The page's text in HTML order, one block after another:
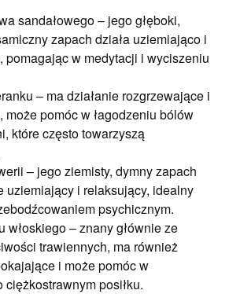
sandałowego – jego głęboki,
zapach działa uziemiająco i
pomagając w medytacji i wyciszeniu
– ma działanie rozgrzewające i
może pomóc w łagodzeniu bólów
które często towarzyszą
– jego ziemisty, dymny zapach
uziemiający i relaksujący, idealny
psychicznym.
włoskiego – znany głównie ze
trawiennych, ma również
i może pomóc w
posiłku.